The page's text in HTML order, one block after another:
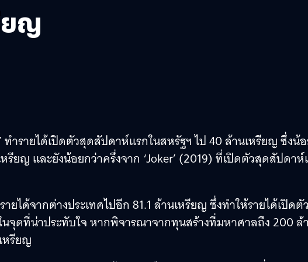
ยญ
ทำรายได้เปิดตัวสุดสัปดาห์แรกในสหรัฐฯ ไป 40 ล้านเหรียญ ซึ่งน้
ยญ และยังน้อยกว่าครึ่งจาก ‘Joker’ (2019) ที่เปิดตัวสุดสัปดาห์
ายได้จากต่างประเทศไปอีก 81.1 ล้านเหรียญ ซึ่งทำให้รายได้เปิดตั
จุดที่น่าประทับใจ หากพิจารณาจากทุนสร้างที่มหาศาลถึง 200 ล้
หรียญ